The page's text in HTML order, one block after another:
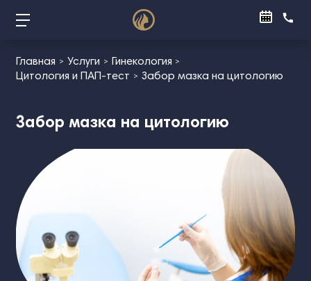
Главная Услуги
Гинекология
Цитология и ПАП‑тест
Забор мазка на цитологию
Забор мазка на цитологию